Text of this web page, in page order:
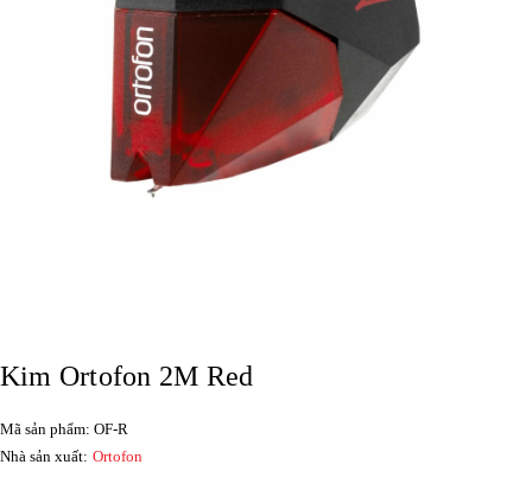
Kim Ortofon 2M Red
Mã sản phẩm: OF-R
Nhà sản xuất: Ortofon